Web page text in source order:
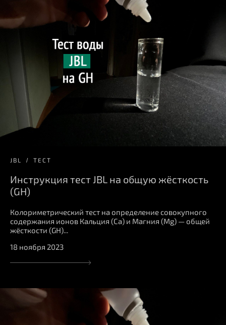
JBL ТЕСТ
Инструкция тест JBL на общую жёсткость
(GH)
Колориметрический тест на определение совокупного
содержания ионов Кальция (Ca) и Магния (Mg) — общей
жёсткости (GH)...
18 ноября 2023